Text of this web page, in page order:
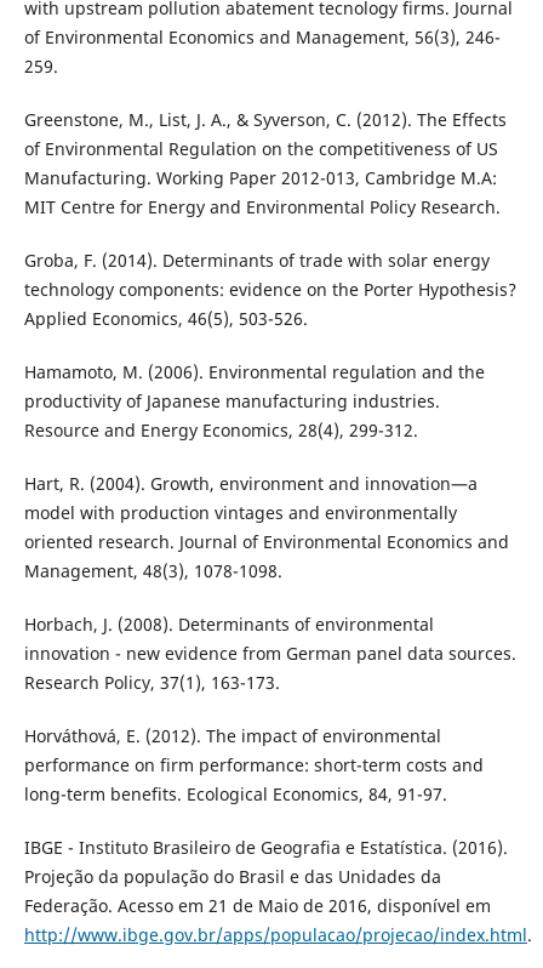
with upstream pollution abatement tecnology firms. Journal
of Environmental Economics and Management, 56(3), 246-
259.
Greenstone, M., List, J. A., & Syverson, C. (2012). The Effects
of Environmental Regulation on the competitiveness of US
Manufacturing. Working Paper 2012-013, Cambridge M.A:
MIT Centre for Energy and Environmental Policy Research.
Groba, F. (2014). Determinants of trade with solar energy
technology components: evidence on the Porter Hypothesis?
Applied Economics, 46(5), 503-526.
Hamamoto, M. (2006). Environmental regulation and the
productivity of Japanese manufacturing industries.
Resource and Energy Economics, 28(4), 299-312.
Hart, R. (2004). Growth, environment and innovation—a
model with production vintages and environmentally
oriented research. Journal of Environmental Economics and
Management, 48(3), 1078-1098.
Horbach, J. (2008). Determinants of environmental
innovation - new evidence from German panel data sources.
Research Policy, 37(1), 163-173.
Horváthová, E. (2012). The impact of environmental
performance on firm performance: short-term costs and
long-term benefits. Ecological Economics, 84, 91-97.
IBGE - Instituto Brasileiro de Geografia e Estatística. (2016).
Projeção da população do Brasil e das Unidades da
Federação. Acesso em 21 de Maio de 2016, disponível em
http://www.ibge.gov.br/apps/populacao/projecao/index.html.